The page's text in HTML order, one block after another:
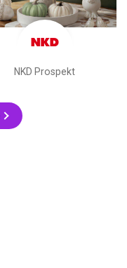
NKD Prospekt